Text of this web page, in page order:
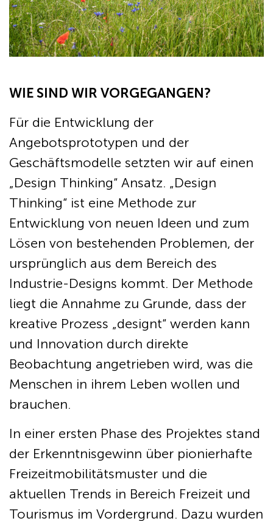
WIE SIND WIR VORGEGANGEN?
Für die Entwicklung der
Angebotsprototypen und der
Geschäftsmodelle setzten wir auf einen
„Design Thinking“ Ansatz. „Design
Thinking“ ist eine Methode zur
Entwicklung von neuen Ideen und zum
Lösen von bestehenden Problemen, der
ursprünglich aus dem Bereich des
Industrie-Designs kommt. Der Methode
liegt die Annahme zu Grunde, dass der
kreative Prozess „designt“ werden kann
und Innovation durch direkte
Beobachtung angetrieben wird, was die
Menschen in ihrem Leben wollen und
brauchen.
In einer ersten Phase des Projektes stand
der Erkenntnisgewinn über pionierhafte
Freizeitmobilitätsmuster und die
aktuellen Trends in Bereich Freizeit und
Tourismus im Vordergrund. Dazu wurden